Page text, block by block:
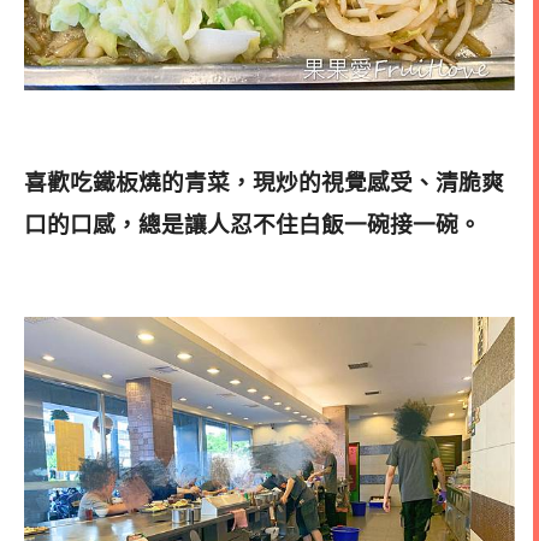
喜歡吃鐵板燒的青菜，現炒的視覺感受、清脆爽
口的口感，總是讓人忍不住白飯一碗接一碗。